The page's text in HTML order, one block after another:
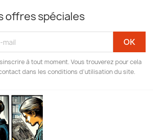
offres spéciales
à tout moment. Vous trouverez pour cela
dans les conditions d'utilisation du site.